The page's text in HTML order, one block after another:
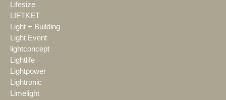
Lifesize
LIFTKET
Light + Building
Light Event
lightconcept
Lightlife
Lightpower
Lightronic
Limelight